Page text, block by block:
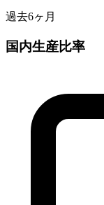
過去6ヶ月
国内生産比率